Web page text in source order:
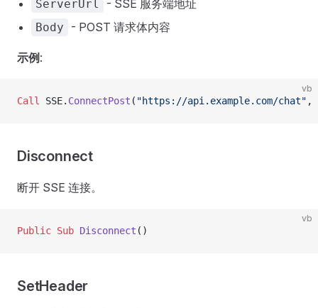
ServerUrl - SSE 服务端地址
Body - POST 请求体内容
示例 :
vb
Call SSE. ConnectPost ( "https://api.example.com/chat" ,
Disconnect
断开 SSE 连接。
vb
Public Sub Disconnect ()
SetHeader